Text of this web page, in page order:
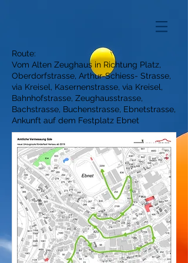
Route:
Vom Alten Zeughaus in Richtung Platz,
Oberdorfstrasse, Arthur-Schiess-­ Strasse,
via Kreisel, Kasernenstrasse, via Kreisel,
Bahnhofstrasse, Zeughausstrasse,
Bachstrasse, Buchenstrasse, Ebnetstrasse,
Ankunft auf dem Festplatz Ebnet